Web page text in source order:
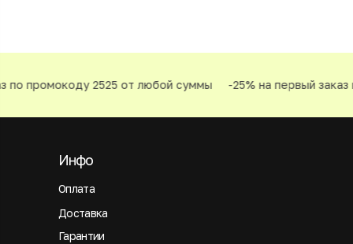
по промокоду 2525 от любой суммы -25% на первый
Оплата
Инфо
Доставка
Гарантии